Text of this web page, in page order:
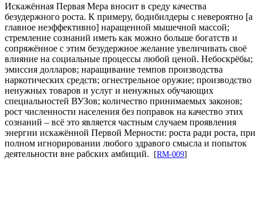
Искажённая Первая Мера вносит в среду качества
безудержного роста. К примеру, бодибилдеры с невероятно [а
главное неэффективно] наращенной мышечной массой;
стремление сознаний иметь как можно больше богатств и
сопряжённое с этим безудержное желание увеличивать своё
влияние на социальные процессы любой ценой. Небоскрёбы;
эмиссия долларов; наращивание темпов производства
наркотических средств; огнестрельное оружие; производство
ненужных товаров и услуг и ненужных обучающих
специальностей ВУЗов; количество принимаемых законов;
рост численности населения без поправок на качество этих
сознаний – всё это является частным случаем проявления
энергии искажённой Первой Мерности: роста ради роста, при
полном игнорировании любого здравого смысла и попыток
деятельности вне рабских амбиций.
[RM-009]